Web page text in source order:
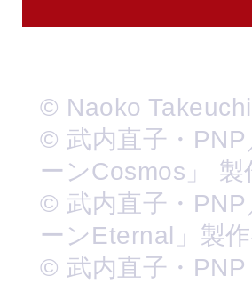
© Naoko Takeuchi
© 武内直子・
ーンCosmos」 製
© 武内直子・
ーンEternal」製
© 武内直子・